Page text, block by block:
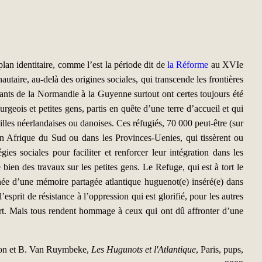
identitaire, comme l’est la période dit de la Réforme au XVIe
au-delà des origines sociales, qui transcende les frontières
de la Normandie à la Guyenne surtout ont certes toujours été
et petites gens, partis en quête d’une terre d’accueil et qui
néerlandaises ou danoises. Ces réfugiés, 70 000 peut-être (sur
Afrique du Sud ou dans les Provinces-Uenies, qui tissèrent ou
sociales pour faciliter et renforcer leur intégration dans les
des travaux sur les petites gens. Le Refuge, qui est à tort le
d’une mémoire partagée atlantique huguenot(e) inséré(e) dans
de résistance à l’oppression qui est glorifié, pour les autres
Mais tous rendent hommage à ceux qui ont dû affronter d’une
et B. Van Ruymbeke, Les Hugunots et l'Atlantique, Paris, pups,